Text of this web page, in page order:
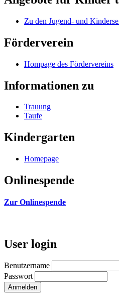
Zu den Jugend- und
Förderverein
Hompage des Fördervereins
Informationen zu
Trauung
Taufe
Kindergarten
Homepage
Onlinespende
Zur Onlinespende
User login
Benutzername
Passwort